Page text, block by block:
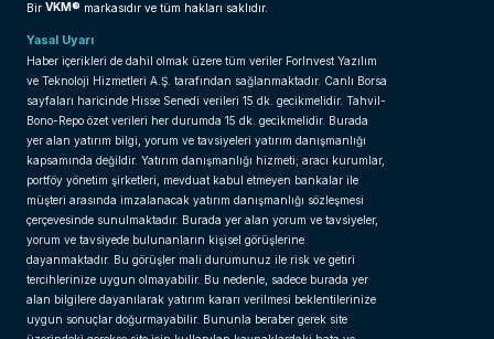
Bir VKM® markasıdır ve tüm hakları saklıdır.
Yasal Uyarı
Haber içerikleri de dahil olmak üzere tüm veriler ForInvest Yazılım
ve Teknoloji Hizmetleri A.Ş. tarafından sağlanmaktadır. Canlı Borsa
sayfaları haricinde Hisse Senedi verileri 15 dk. gecikmelidir. Tahvil-
Bono-Repo özet verileri her durumda 15 dk. gecikmelidir. Burada
yer alan yatırım bilgi, yorum ve tavsiyeleri yatırım danışmanlığı
kapsamında değildir. Yatırım danışmanlığı hizmeti; aracı kurumlar,
portföy yönetim şirketleri, mevduat kabul etmeyen bankalar ile
müşteri arasında imzalanacak yatırım danışmanlığı sözleşmesi
çerçevesinde sunulmaktadır. Burada yer alan yorum ve tavsiyeler,
yorum ve tavsiyede bulunanların kişisel görüşlerine
dayanmaktadır. Bu görüşler mali durumunuz ile risk ve getiri
tercihlerinize uygun olmayabilir. Bu nedenle, sadece burada yer
alan bilgilere dayanılarak yatırım kararı verilmesi beklentilerinize
uygun sonuçlar doğurmayabilir. Bununla beraber gerek site